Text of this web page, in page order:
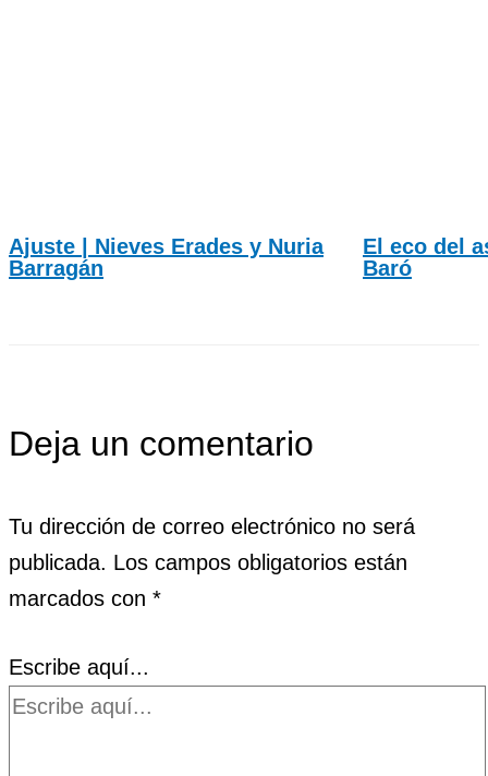
Ajuste | Nieves Erades y Nuria
Barragán
El eco del
Baró
Deja un comentario
Tu dirección de correo electrónico no será
publicada. Los campos obligatorios están
marcados con *
Escribe aquí...